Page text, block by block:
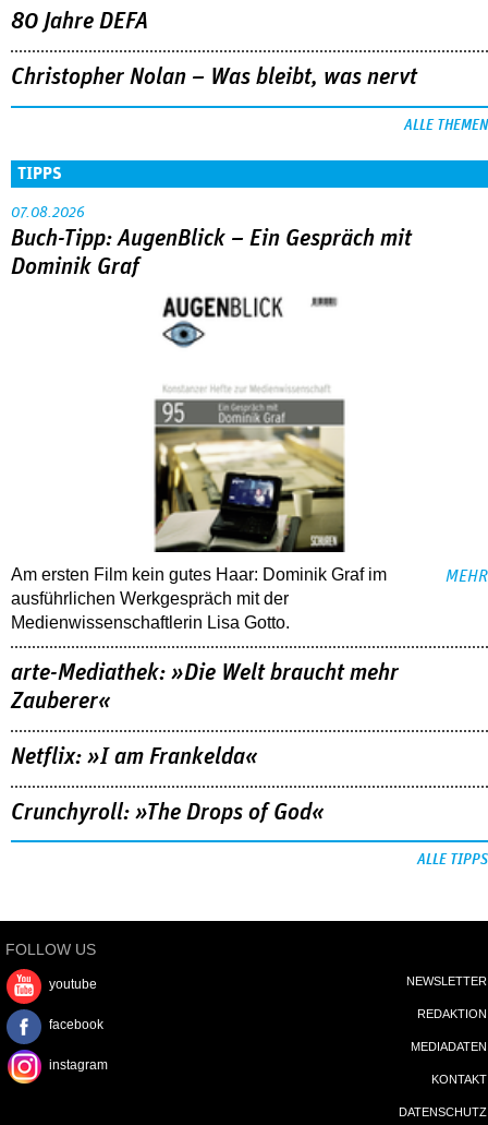
80 Jahre DEFA
Christopher Nolan – Was bleibt, was nervt
ALLE THEMEN
TIPPS
07.08.2026
Buch-Tipp: AugenBlick – Ein Gespräch mit
Dominik Graf
Am ersten Film kein gutes Haar: Dominik Graf im
ausführlichen Werkgespräch mit der
Medienwissenschaftlerin Lisa Gotto.
MEHR
arte-Mediathek: »Die Welt braucht mehr
Zauberer«
Netflix: »I am Frankelda«
Crunchyroll: »The Drops of God«
ALLE TIPPS
FOLLOW US
youtube
facebook
instagram
NEWSLETTER
REDAKTION
MEDIADATEN
KONTAKT
DATENSCHUTZ